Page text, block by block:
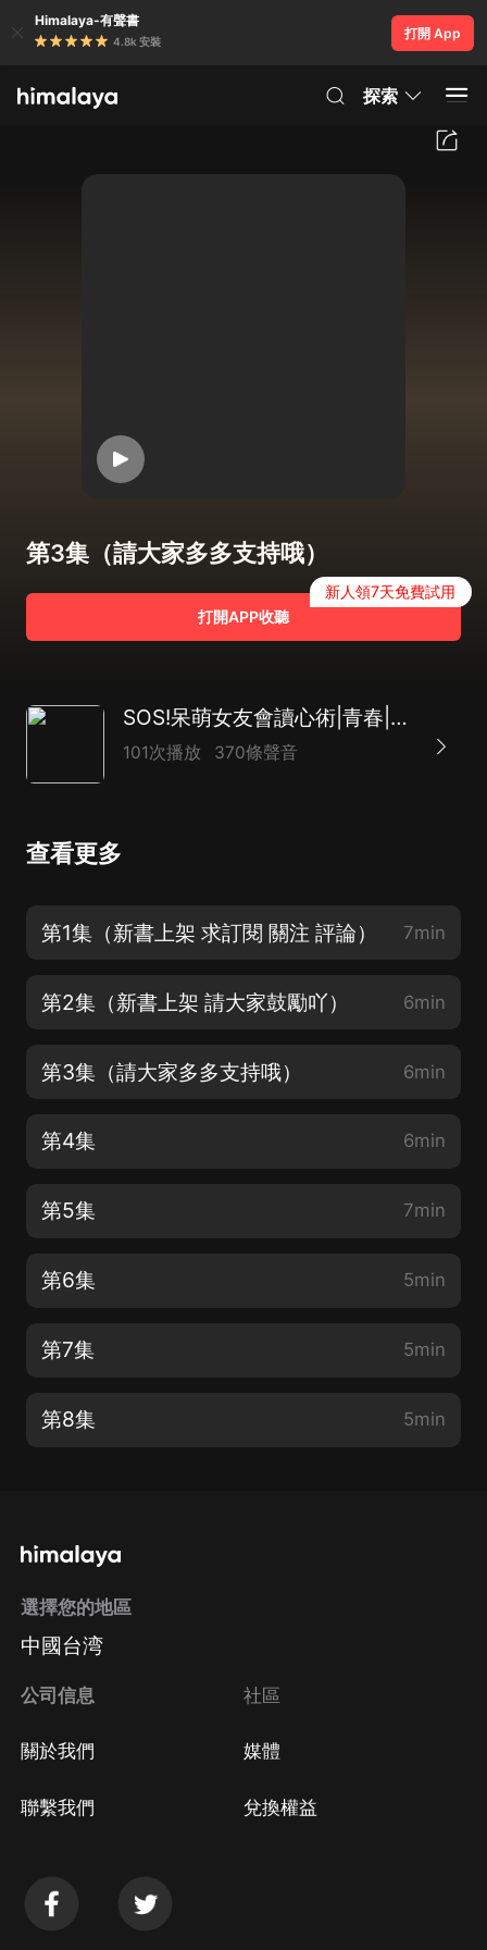
Himalaya-有聲書
4.8k 安裝
打開 App
探索
第3集（請大家多多支持哦）
打開APP收聽
新人領7天免費試用
SOS!呆萌女友會讀心術|青春|搞笑|超甜|校園|雙向奔赴
101次播放 370條聲音
查看更多
第1集（新書上架 求訂閱 關注 評論） 7min
第2集（新書上架 請大家鼓勵吖） 6min
第3集（請大家多多支持哦） 6min
第4集 6min
第5集 7min
第6集 5min
第7集 5min
第8集 5min
選擇您的地區
中國台湾
公司信息
關於我們
聯繫我們
社區
媒體
兌換權益